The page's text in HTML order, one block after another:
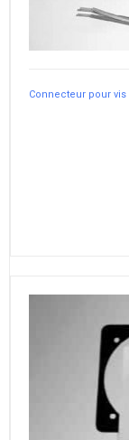
Connecteur pour vis